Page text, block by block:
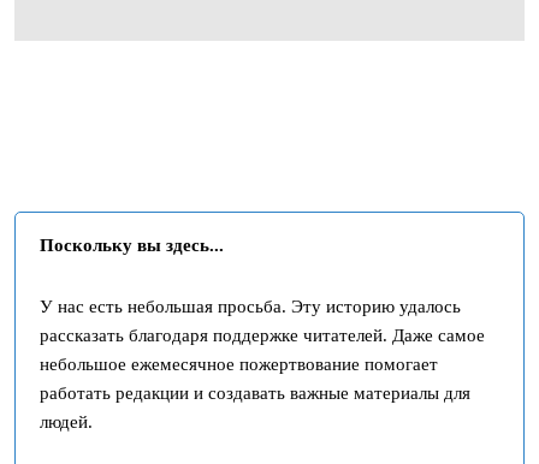
Поскольку вы здесь...
У нас есть небольшая просьба. Эту историю удалось
рассказать благодаря поддержке читателей. Даже самое
небольшое ежемесячное пожертвование помогает
работать редакции и создавать важные материалы для
людей.